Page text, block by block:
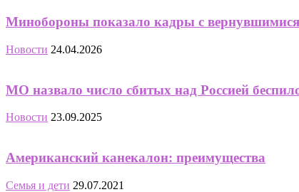
Минобороны показало кадры с
Новости 24.04.2026
МО назвало число сбитых над Россией
Новости 23.09.2025
Американский канекалон: преимущества
Семья и дети 29.07.2021